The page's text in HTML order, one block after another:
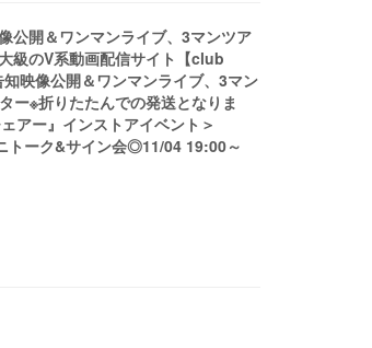
公開＆ワンマンライブ、3マンツア
級のV系動画配信サイト【club
映像公開＆ワンマンライブ、3マン
ー※折りたたんでの発送となりま
アー』インストアイベント＞
ーク&サイン会◎11/04 19:00～